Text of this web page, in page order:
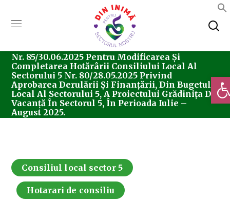
Consiliul Local Sector 5
Nr. 85/30.06.2025 Pentru Modificarea Și
Completarea Hotărârii Consiliului Local Al
Sectorului 5 Nr. 80/28.05.2025 Privind
Aprobarea Derulării Și Finanțării, Din Bugetul
Local Al Sectorului 5, A Proiectului Grădinița De
Vacanță În Sectorul 5, În Perioada Iulie –
August 2025.
Consiliul local sector 5
Hotarari de consiliu